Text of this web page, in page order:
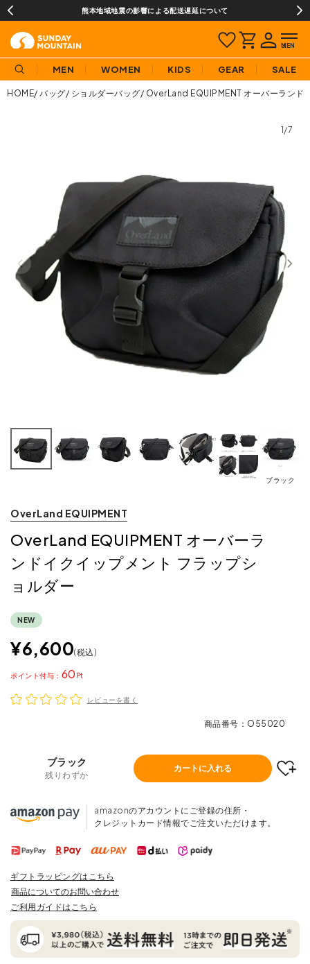
熊本地域地震の影響による配送遅延について
MEN WOMEN KIDS GEAR SALE
HOME バッグ ショルダーバッグ OverLand EQUIPMENT オーバーランド
1/7
ブラック
OverLand EQUIPMENT
OverLand EQUIPMENT オーバーラ
ンドイクイップメント フラップシ
ョルダー
NEW
¥6,600 税込
60
ポイント
レビューを書く
商品番号 O55020
ブラック
残りわずか
カートに入れる
amazonのアカウントにご登録の住所・
クレジットカード情報でご注文いただけます。
ギフトラッピングはこちら
商品についてのお問い合わせ
ご利用ガイドはこちら